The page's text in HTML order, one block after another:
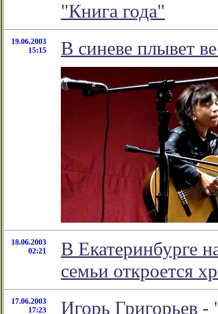
"Книга года"
19.06.2003
15:15
В синеве плывет
18.06.2003
02:21
В Екатеринбурге
семьи откроется
17.06.2003
17:23
Игорь Григорьев -